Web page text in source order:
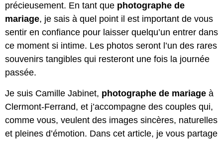
précieusement. En tant que photographe de
mariage, je sais à quel point il est important de vous
sentir en confiance pour laisser quelqu’un entrer dans
ce moment si intime. Les photos seront l’un des rares
souvenirs tangibles qui resteront une fois la journée
passée.
Je suis Camille Jabinet, photographe de mariage à
Clermont-Ferrand, et j’accompagne des couples qui,
comme vous, veulent des images sincères, naturelles
et pleines d’émotion. Dans cet article, je vous partage